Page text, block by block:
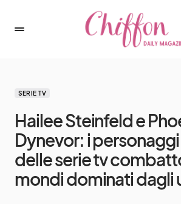
SERIE TV
Hailee Steinfeld e
Dynevor: i
delle serie tv
mondi dominati dagli